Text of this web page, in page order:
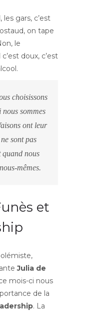
gars, c’est
on tape
le
doux, c’est
choisissons
sommes
ont leur
sont pas
nous
mêmes.
et
Julia de
mois-ci nous
de la
. La